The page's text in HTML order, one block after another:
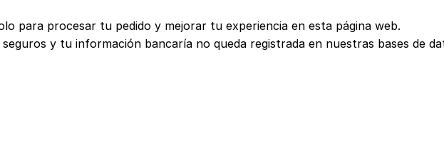
para procesar tu pedido y mejorar tu experiencia en esta página web.
y tu información bancaría no queda registrada en nuestras bases de